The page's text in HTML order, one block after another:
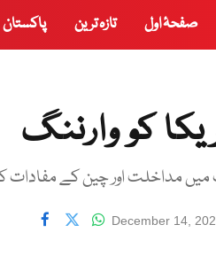
صفحۂ اول تازہ ترین پاکستان
کو وارننگ
مداخلت اور چین کے مفادات
December 14,